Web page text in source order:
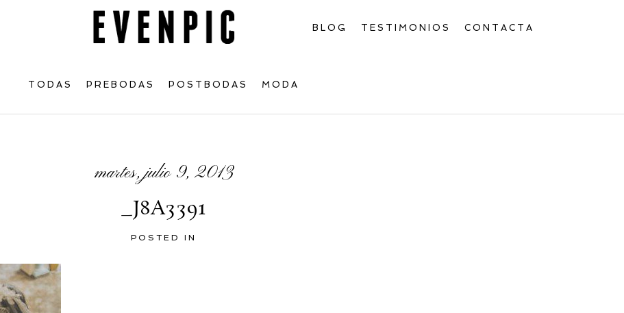
BLOG TESTIMONIOS CONTACTA
TODAS PREBODAS POSTBODAS MODA
martes, julio 9, 2013
_J8A3391
POSTED IN